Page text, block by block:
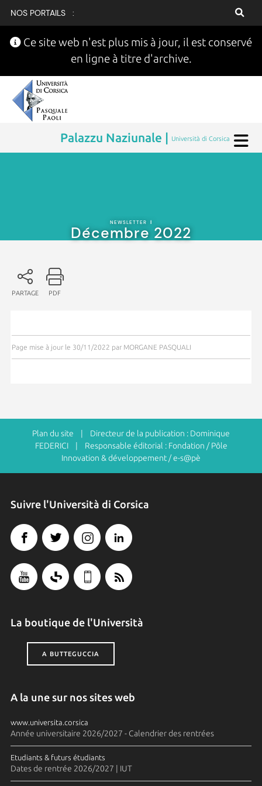
NOS PORTAILS :
Ce site web n'est plus mis à jour, il est conservé
en ligne à titre d'archive.
Palazzu Naziunale | Università di Corsica
NEWSLETTER |
Décembre 2022
PARTAGE PDF
Page mise à jour le 30/11/2022 par MORGANE PASQUALI
Plan du site | Directeur de la publication : Dominique
FEDERICI | Responsable éditorial : Fondation / Pôle
Innovation & développement / e-s@pè
Suivre l'Università di Corsica
La boutique de l'Università
A BUTTEGUCCIA
A la une sur nos sites web
www.universita.corsica
Année universitaire 2026/2027 - Calendrier des rentrées
Etudiants & futurs étudiants
Dates de rentrée 2026/2027 | IUT